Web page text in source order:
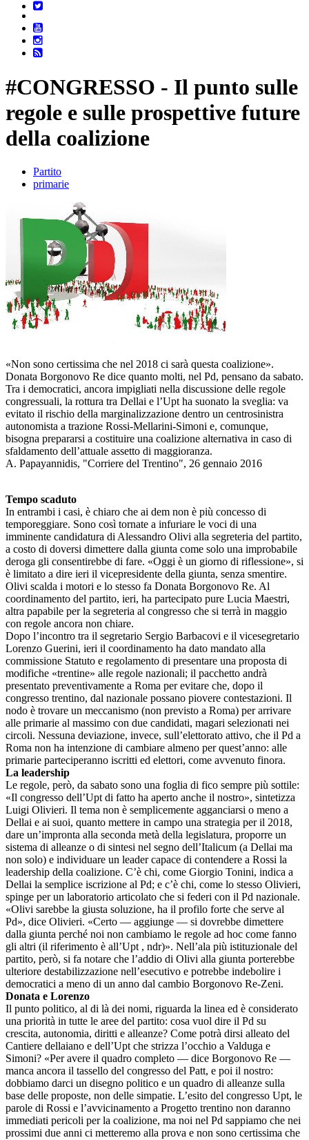
#CONGRESSO - Il punto sulle
regole e sulle prospettive future
della coalizione
Partito
primarie
«Non sono certissima che nel 2018 ci sarà questa coalizione».
Donata Borgonovo Re dice quanto molti, nel Pd, pensano da sabato.
Tra i democratici, ancora impigliati nella discussione delle regole
congressuali, la rottura tra Dellai e l’Upt ha suonato la sveglia: va
evitato il rischio della marginalizzazione dentro un centrosinistra
autonomista a trazione Rossi-Mellarini-Simoni e, comunque,
bisogna prepararsi a costituire una coalizione alternativa in caso di
sfaldamento dell’attuale assetto di maggioranza.
A. Papayannidis, "Corriere del Trentino", 26 gennaio 2016
Tempo scaduto
In entrambi i casi, è chiaro che ai dem non è più concesso di
temporeggiare. Sono così tornate a infuriare le voci di una
imminente candidatura di Alessandro Olivi alla segreteria del partito,
a costo di doversi dimettere dalla giunta come solo una improbabile
deroga gli consentirebbe di fare. «Oggi è un giorno di riflessione», si
è limitato a dire ieri il vicepresidente della giunta, senza smentire.
Olivi scalda i motori e lo stesso fa Donata Borgonovo Re. Al
coordinamento del partito, ieri, ha partecipato pure Lucia Maestri,
altra papabile per la segreteria al congresso che si terrà in maggio
con regole ancora non chiare.
Dopo l’incontro tra il segretario Sergio Barbacovi e il vicesegretario
Lorenzo Guerini, ieri il coordinamento ha dato mandato alla
commissione Statuto e regolamento di presentare una proposta di
modifiche «trentine» alle regole nazionali; il pacchetto andrà
presentato preventivamente a Roma per evitare che, dopo il
congresso trentino, dal nazionale possano piovere contestazioni. Il
nodo è trovare un meccanismo (non previsto a Roma) per arrivare
alle primarie al massimo con due candidati, magari selezionati nei
circoli. Nessuna deviazione, invece, sull’elettorato attivo, che il Pd a
Roma non ha intenzione di cambiare almeno per quest’anno: alle
primarie parteciperanno iscritti ed elettori, come avvenuto finora.
La leadership
Le regole, però, da sabato sono una foglia di fico sempre più sottile:
«Il congresso dell’Upt di fatto ha aperto anche il nostro», sintetizza
Luigi Olivieri. Il tema non è semplicemente agganciarsi o meno a
Dellai e ai suoi, quanto mettere in campo una strategia per il 2018,
dare un’impronta alla seconda metà della legislatura, proporre un
sistema di alleanze o di sintesi nel segno dell’Italicum (a Dellai ma
non solo) e individuare un leader capace di contendere a Rossi la
leadership della coalizione. C’è chi, come Giorgio Tonini, indica a
Dellai la semplice iscrizione al Pd; e c’è chi, come lo stesso Olivieri,
spinge per un laboratorio articolato che si federi con il Pd nazionale.
«Olivi sarebbe la giusta soluzione, ha il profilo forte che serve al
Pd», dice Olivieri. «Certo — aggiunge — si dovrebbe dimettere
dalla giunta perché noi non cambiamo le regole ad hoc come fanno
gli altri (il riferimento è all’Upt , ndr)». Nell’ala più istituzionale del
partito, però, si fa notare che l’addio di Olivi alla giunta porterebbe
ulteriore destabilizzazione nell’esecutivo e potrebbe indebolire i
democratici a meno di un anno dal cambio Borgonovo Re-Zeni.
Donata e Lorenzo
Il punto politico, al di là dei nomi, riguarda la linea ed è considerato
una priorità in tutte le aree del partito: cosa vuol dire il Pd su
crescita, autonomia, diritti e alleanze? Come potrà dirsi alleato del
Cantiere dellaiano e dell’Upt che strizza l’occhio a Valduga e
Simoni? «Per avere il quadro completo — dice Borgonovo Re —
manca ancora il tassello del congresso del Patt, e poi il nostro:
dobbiamo darci un disegno politico e un quadro di alleanze sulla
base delle proposte, non delle simpatie. L’esito del congresso Upt, le
parole di Rossi e l’avvicinamento a Progetto trentino non daranno
immediati pericoli per la coalizione, ma noi nel Pd sappiamo che nei
prossimi due anni ci metteremo alla prova e non sono certissima che